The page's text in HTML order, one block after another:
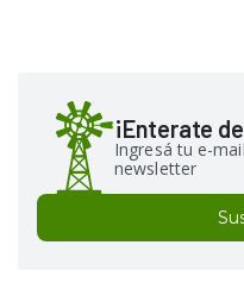
¡Enterate
Ingresá tu e-
newsletter